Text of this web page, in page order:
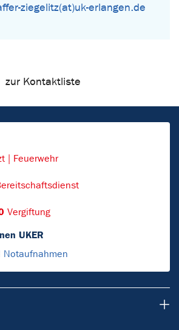
ziegelitz(at)uk-erlangen.de
zur Kontaktliste
| Feuerwehr
Vergiftung
UKER
Notaufnahmen